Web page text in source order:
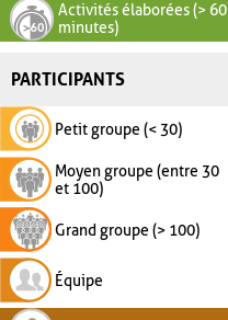
Activités élaborées (> 60
minutes)
PARTICIPANTS
Petit groupe (< 30)
Moyen groupe (entre 30
et 100)
Grand groupe (> 100)
Équipe